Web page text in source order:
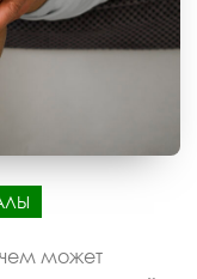
может